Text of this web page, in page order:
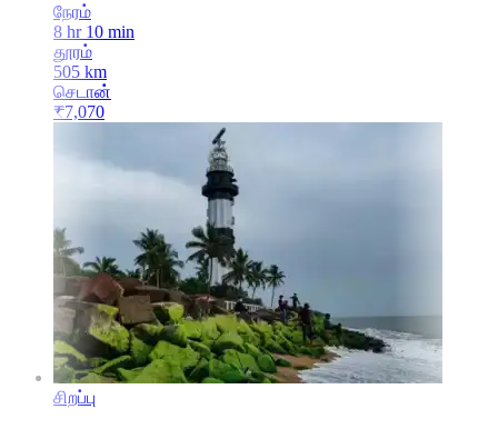
நேரம்
8 hr 10 min
தூரம்
505 km
செடான்
₹7,070
சிறப்பு